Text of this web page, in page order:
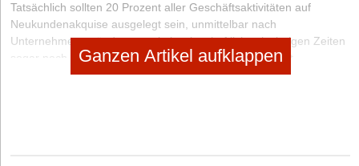
Tatsächlich sollten 20 Prozent aller Geschäftsaktivitäten auf
Neukundenakquise ausgelegt sein, unmittelbar nach
Unternehmensgründung sowie in wirtschaftlich schwierigen Zeiten
sogar noch mehr. Für den Betriebschef allein, selbst mit
Unterstützung einer eigenen Vertriebsabteilung, ist dies selten
Ganzen Artikel aufklappen